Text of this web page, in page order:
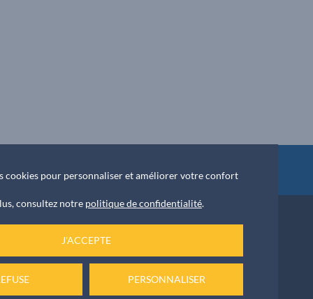
NOUS ÉCRIRE
cookies pour personnaliser et améliorer votre confort
consultez notre politique de confidentialité.
J'ACCEPTE
PERSONNALISER